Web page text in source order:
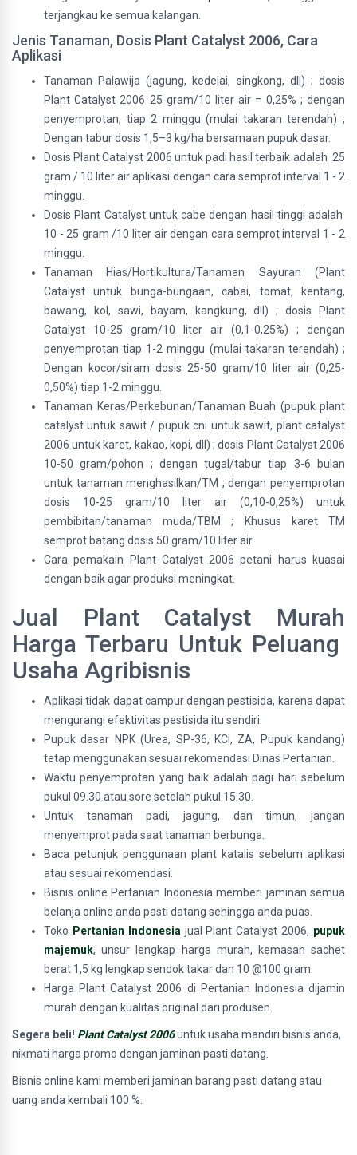
terjangkau ke semua kalangan.
Jenis Tanaman, Dosis Plant Catalyst 2006, Cara
Aplikasi
Tanaman Palawija (jagung, kedelai, singkong, dll) ; dosis
Plant Catalyst 2006 25 gram/10 liter air = 0,25% ; dengan
penyemprotan, tiap 2 minggu (mulai takaran terendah) ;
Dengan tabur dosis 1,5–3 kg/ha bersamaan pupuk dasar.
Dosis Plant Catalyst 2006 untuk padi hasil terbaik adalah 25
gram / 10 liter air aplikasi dengan cara semprot interval 1 - 2
minggu.
Dosis Plant Catalyst untuk cabe dengan hasil tinggi adalah
10 - 25 gram /10 liter air dengan cara semprot interval 1 - 2
minggu.
Tanaman Hias/Hortikultura/Tanaman Sayuran (Plant
Catalyst untuk bunga-bungaan, cabai, tomat, kentang,
bawang, kol, sawi, bayam, kangkung, dll) ; dosis Plant
Catalyst 10-25 gram/10 liter air (0,1-0,25%) ; dengan
penyemprotan tiap 1-2 minggu (mulai takaran terendah) ;
Dengan kocor/siram dosis 25-50 gram/10 liter air (0,25-
0,50%) tiap 1-2 minggu.
Tanaman Keras/Perkebunan/Tanaman Buah (pupuk plant
catalyst untuk sawit / pupuk cni untuk sawit, plant catalyst
2006 untuk karet, kakao, kopi, dll) ; dosis Plant Catalyst 2006
10-50 gram/pohon ; dengan tugal/tabur tiap 3-6 bulan
untuk tanaman menghasilkan/TM ; dengan penyemprotan
dosis 10-25 gram/10 liter air (0,10-0,25%) untuk
pembibitan/tanaman muda/TBM ; Khusus karet TM
semprot batang dosis 50 gram/10 liter air.
Cara pemakain Plant Catalyst 2006 petani harus kuasai
dengan baik agar produksi meningkat.
Jual Plant Catalyst Murah
Harga Terbaru Untuk Peluang
Usaha Agribisnis
Aplikasi tidak dapat campur dengan pestisida, karena dapat
mengurangi efektivitas pestisida itu sendiri.
Pupuk dasar NPK (Urea, SP-36, KCl, ZA, Pupuk kandang)
tetap menggunakan sesuai rekomendasi Dinas Pertanian.
Waktu penyemprotan yang baik adalah pagi hari sebelum
pukul 09.30 atau sore setelah pukul 15.30.
Untuk tanaman padi, jagung, dan timun, jangan
menyemprot pada saat tanaman berbunga.
Baca petunjuk penggunaan plant katalis sebelum aplikasi
atau sesuai rekomendasi.
Bisnis online Pertanian Indonesia memberi jaminan semua
belanja online anda pasti datang sehingga anda puas.
Toko Pertanian Indonesia jual Plant Catalyst 2006, pupuk
majemuk, unsur lengkap harga murah, kemasan sachet
berat 1,5 kg lengkap sendok takar dan 10 @100 gram.
Harga Plant Catalyst 2006 di Pertanian Indonesia dijamin
murah dengan kualitas original dari produsen.
Segera beli! Plant Catalyst 2006untuk usaha mandiri bisnis anda,
nikmati harga promo dengan jaminan pasti datang.
Bisnis online kami memberi jaminan barang pasti datang atau
uang anda kembali 100 %.